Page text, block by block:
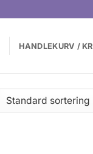
HANDLEKURV /KR